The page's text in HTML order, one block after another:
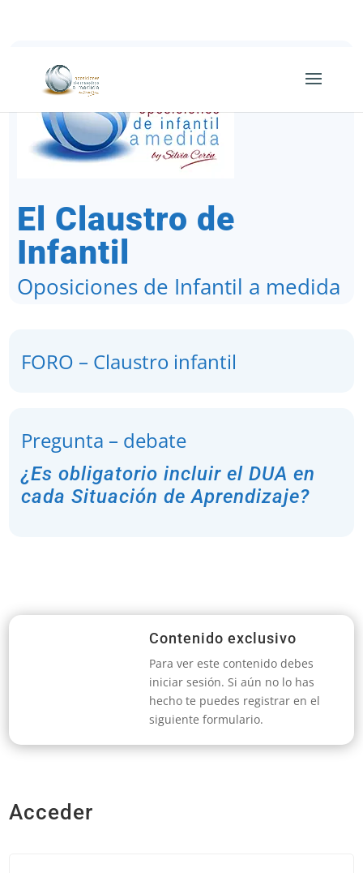
El Claustro de
Infantil
Oposiciones de Infantil a medida
FORO – Claustro infantil
Pregunta – debate
¿Es obligatorio incluir el DUA en
cada Situación de Aprendizaje?
Contenido exclusivo
Para ver este contenido debes
iniciar sesión. Si aún no lo has
hecho te puedes registrar en el
siguiente formulario.
Acceder